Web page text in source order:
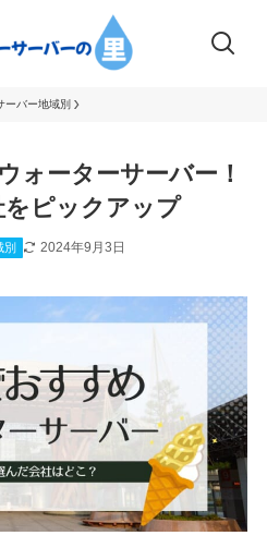
ーバー地域別
ォーターサーバー！
をピックアップ
別 2024年9月3日